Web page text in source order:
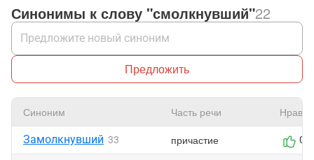
Синонимы к слову "смолкнувший"22
Предложить
Синоним Часть речи
Замолкнувший 33 причастие 0